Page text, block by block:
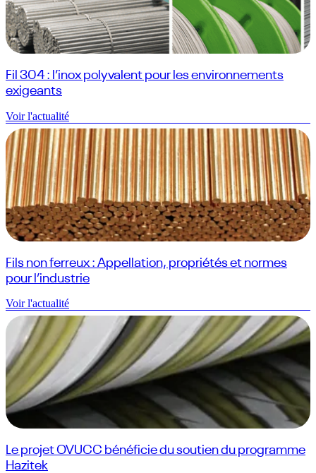
Fil 304 : l’inox polyvalent pour les environnements
exigeants
Voir l'actualité
Fils non ferreux : Appellation, propriétés et normes
pour l’industrie
Voir l'actualité
Le projet OVUCC bénéficie du soutien du programme
Hazitek